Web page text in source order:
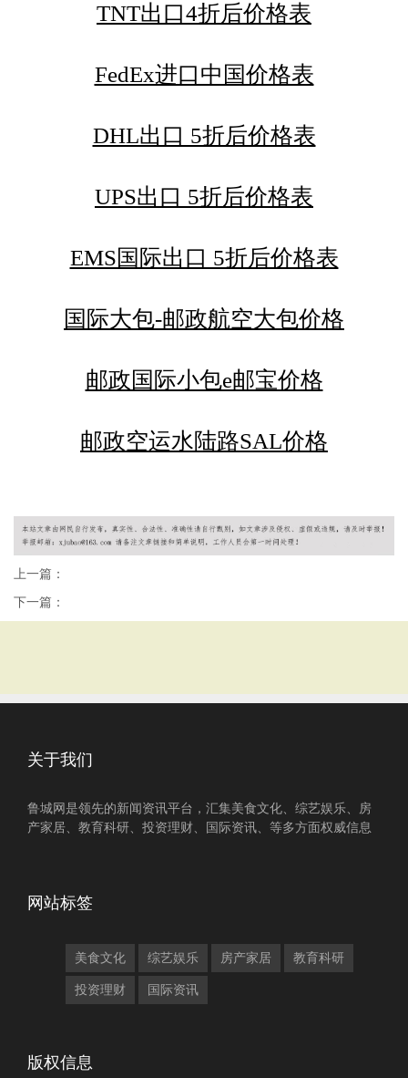
TNT出口4折后价格表
FedEx进口中国价格表
DHL出口 5折后价格表
UPS出口 5折后价格表
EMS国际出口 5折后价格表
国际大包-邮政航空大包价格
邮政国际小包e邮宝价格
邮政空运水陆路SAL价格
上一篇：
下一篇：
关于我们
鲁城网是领先的新闻资讯平台，汇集美食文化、综艺娱乐、房
产家居、教育科研、投资理财、国际资讯、等多方面权威信息
网站标签
美食文化 综艺娱乐 房产家居 教育科研
投资理财 国际资讯
版权信息